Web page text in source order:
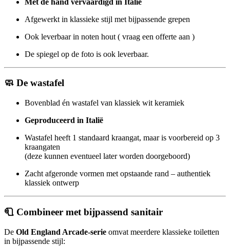
Afgewerkt in klassieke stijl met bijpassende grepen
Ook leverbaar in noten hout ( vraag een offerte aan )
De spiegel op de foto is ook leverbaar.
🧼 De wastafel
Bovenblad én wastafel van klassiek wit keramiek
Geproduceerd in Italië
Wastafel heeft 1 standaard kraangat, maar is voorbereid op 3
kraangaten
(deze kunnen eventueel later worden doorgeboord)
Zacht afgeronde vormen met opstaande rand – authentiek
klassiek ontwerp
🧻 Combineer met bijpassend sanitair
De Old England Arcade-serie omvat meerdere klassieke toiletten
in bijpassende stijl: